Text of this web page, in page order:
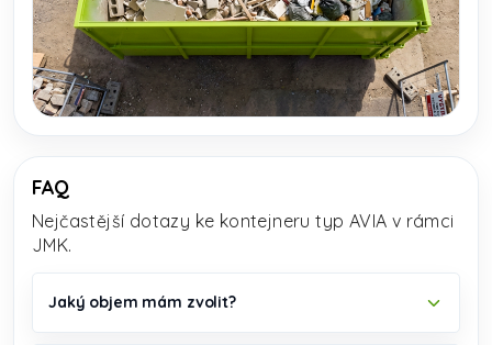
FAQ
Nejčastější dotazy ke kontejneru typ AVIA v rámci
JMK.
Jaký objem mám zvolit?